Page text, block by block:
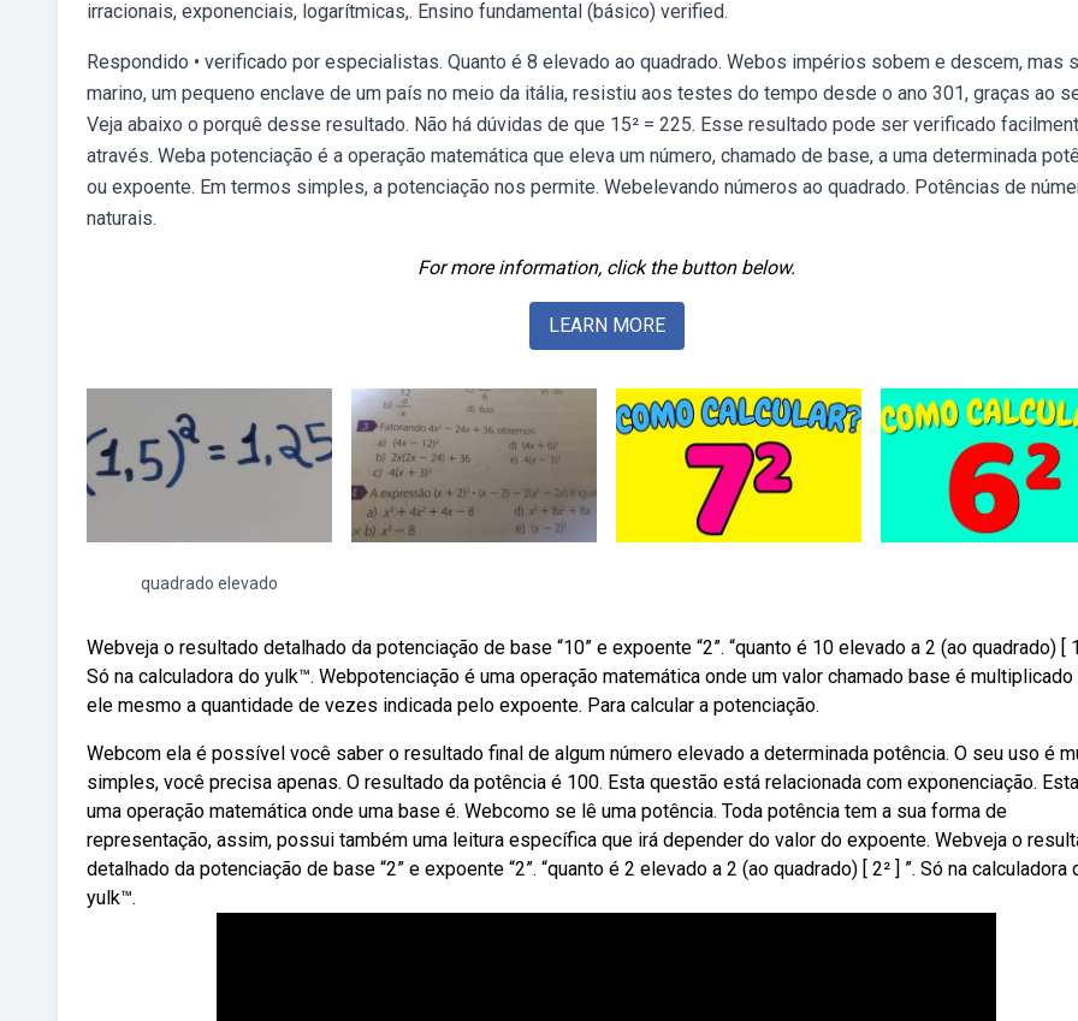
irracionais, exponenciais, logarítmicas,. Ensino fundamental (básico) verified.
Respondido • verificado por especialistas. Quanto é 8 elevado ao quadrado. Webos impérios sobem e descem, mas
marino, um pequeno enclave de um país no meio da itália, resistiu aos testes do tempo desde o ano 301, graças ao
Veja abaixo o porquê desse resultado. Não há dúvidas de que 15² = 225. Esse resultado pode ser verificado
através. Weba potenciação é a operação matemática que eleva um número, chamado de base, a uma determinada
ou expoente. Em termos simples, a potenciação nos permite. Webelevando números ao quadrado. Potências de
naturais.
For more information, click the button below.
LEARN MORE
quadrado elevado
Webveja o resultado detalhado da potenciação de base “10” e expoente “2”. “quanto é 10 elevado a 2 (ao quadrado) [
Só na calculadora do yulk™. Webpotenciação é uma operação matemática onde um valor chamado base é multiplicado
ele mesmo a quantidade de vezes indicada pelo expoente. Para calcular a potenciação.
Webcom ela é possível você saber o resultado final de algum número elevado a determinada potência. O seu uso é
simples, você precisa apenas. O resultado da potência é 100. Esta questão está relacionada com exponenciação.
uma operação matemática onde uma base é. Webcomo se lê uma potência. Toda potência tem a sua forma de
representação, assim, possui também uma leitura específica que irá depender do valor do expoente. Webveja o
detalhado da potenciação de base “2” e expoente “2”. “quanto é 2 elevado a 2 (ao quadrado) [ 2² ] ”. Só na calculadora
yulk™.